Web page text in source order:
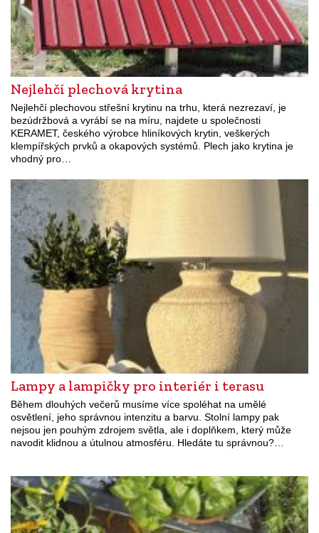
Nejlehčí plechová krytina
Nejlehčí plechovou střešní krytinu na trhu, která nezrezaví, je
bezúdržbová a vyrábí se na míru, najdete u společnosti
KERAMET, českého výrobce hliníkových krytin, veškerých
klempířských prvků a okapových systémů. Plech jako krytina je
vhodný pro…
Lampy a lampičky pro interiér i terasu
Během dlouhých večerů musíme více spoléhat na umělé
osvětlení, jeho správnou intenzitu a barvu. Stolní lampy pak
nejsou jen pouhým zdrojem světla, ale i doplňkem, který může
navodit klidnou a útulnou atmosféru. Hledáte tu správnou?…